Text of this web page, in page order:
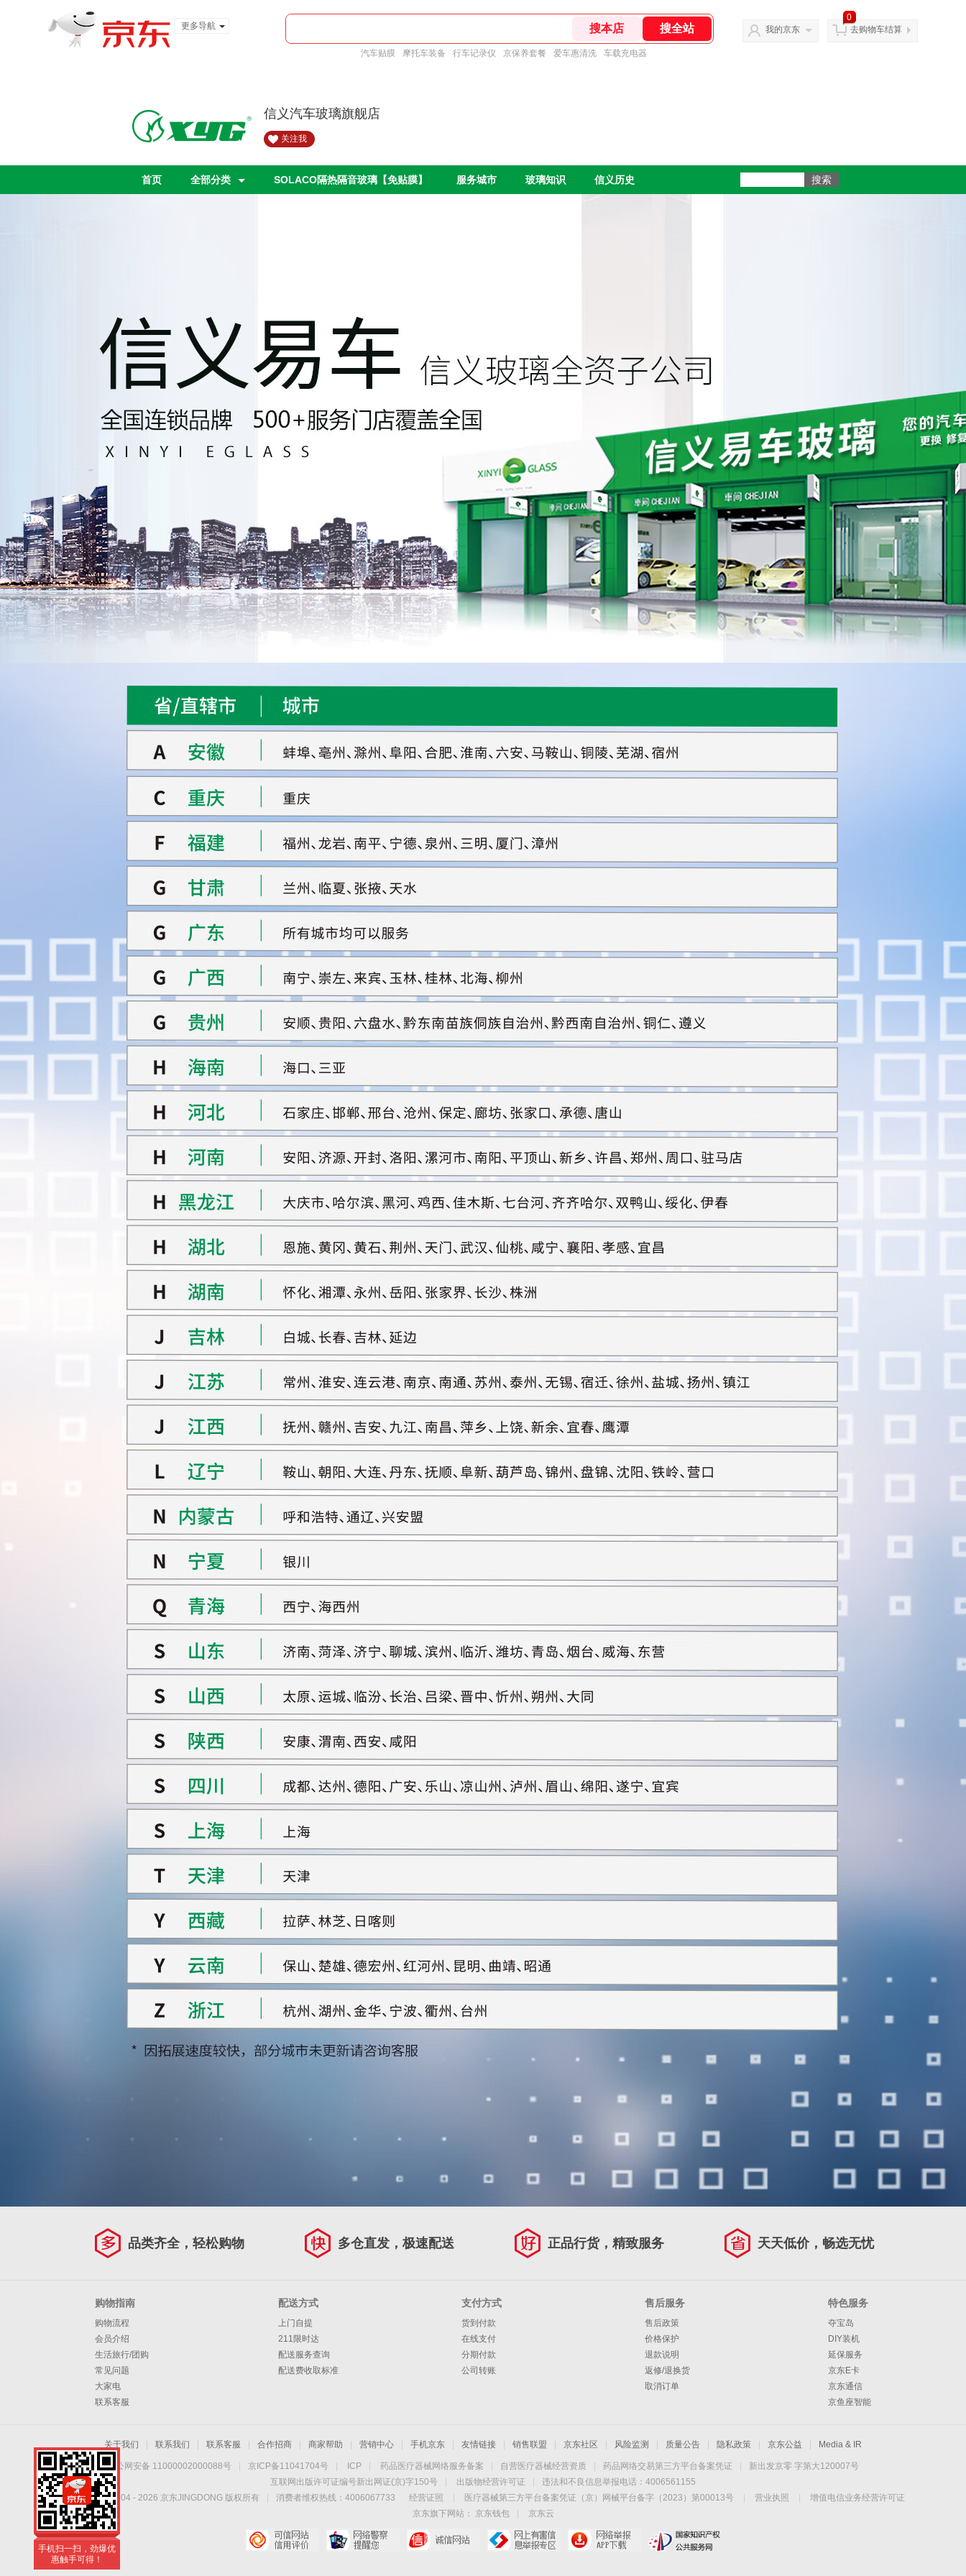
更多导航
汽车贴膜 摩托车装备 行车记录仪 京保养套餐 爱车惠清洗 车载充电器
我的京东
0
去购物车结算
信义汽车玻璃旗舰店
关注我
首页 全部分类 SOLACO隔热隔音玻璃【免贴膜】 服务城市 玻璃知识 信义历史
品类齐全，轻松购物 多仓直发，极速配送 正品行货，精致服务 天天低价，畅选无忧
购物指南
购物流程
会员介绍
生活旅行/团购
常见问题
大家电
联系客服
配送方式
上门自提
211限时达
配送服务查询
配送费收取标准
支付方式
货到付款
在线支付
分期付款
公司转账
售后服务
售后政策
价格保护
退款说明
返修/退换货
取消订单
特色服务
夺宝岛
DIY装机
延保服务
京东E卡
京东通信
京鱼座智能
关于我们 联系我们 联系客服 合作招商 商家帮助 营销中心 手机京东 友情链接 销售联盟 京东社区 风险监测 质量公告 隐私政策 京东公益 Media & IR
京公网安备 11000002000088号 京ICP备11041704号 ICP 药品医疗器械网络服务备案 自营医疗器械经营资质 药品网络交易第三方平台备案凭证
新出发京零 字第大120007号
互联网出版许可证编号新出网证(京)字150号
出版物经营许可证
违法和不良信息举报电话：4006561155
Copyright © 2004 - 2026 京东JINGDONG 版权所有 消费者维权热线：4006067733 经营证照 医疗器械第三方平台备案凭证（京）网械平台备字（2023）第00013号 营业执照
增值电信业务经营许可证
京东旗下网站：
京东钱包
京东云
手机扫一扫，劲爆优
惠触手可得！
手机扫一扫，劲爆优
惠触手可得！